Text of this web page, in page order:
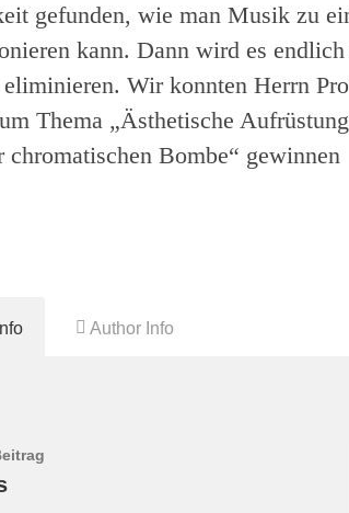
gefunden, wie man Musik zu
kann. Dann wird es
Wir konnten Herrn
Thema „Ästhetische
chromatischen Bombe“ gewinnen
Author Info